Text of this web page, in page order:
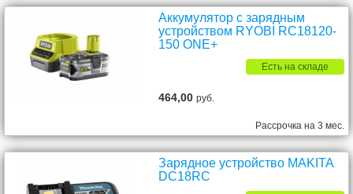
Аккумулятор с зарядным
устройством RYOBI RC18120-
150 ONE+
Есть на складе
464,00руб.
Рассрочка на 3 мес.
Зарядное устройство MAKITA
DC18RC